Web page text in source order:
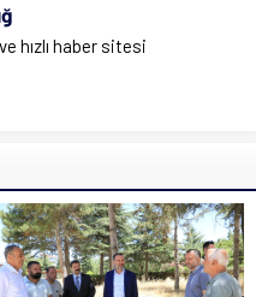
hızlı haber sitesi